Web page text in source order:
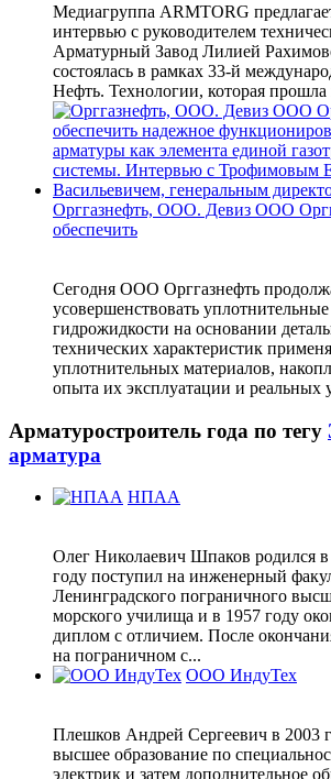
Медиагруппа ARMTORG
интервью с руководителем
Арматурный Завод Лилией
состоялась в рамках 33-й
Нефть. Технологии, которая
Орггазнефть, ООО. Девиз ООО
обеспечить
Сегодня ООО Орггазнефть
усовершенствовать
гидрожидкости на основании
технических характеристик
уплотнительных материалов,
опыта их эксплуатации и реальных
Арматуростроитель года по тегу
арматура
НПАА
Олег Николаевич Шпаков родился в
году поступил на инженерный
Ленинградского пограничного
морского училища и в 1957 году
диплом с отличием. После
на пограничном с...
ООО ИндуТех
Плешков Андрей Сергеевич в 2003
высшее образование по
электрик и затем дополнительное